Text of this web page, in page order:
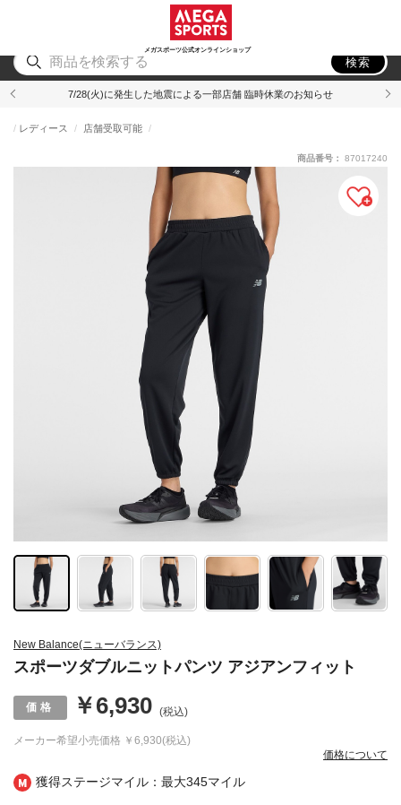
メガスポーツ公式オンラインショップ
アウトドア
検索
7/28(火)に発生した地震による一部店舗 臨時休業のお知らせ
獲得ステージマイル：最大345マイル
New Balance(ニューバランス)
スポーツダブルニットパンツ アジアンフィット
レディース 店舗受取可能
メーカー希望小売価格 ￥6,930(税込)
￥6,930 (税込)
価格について
商品番号： 87017240